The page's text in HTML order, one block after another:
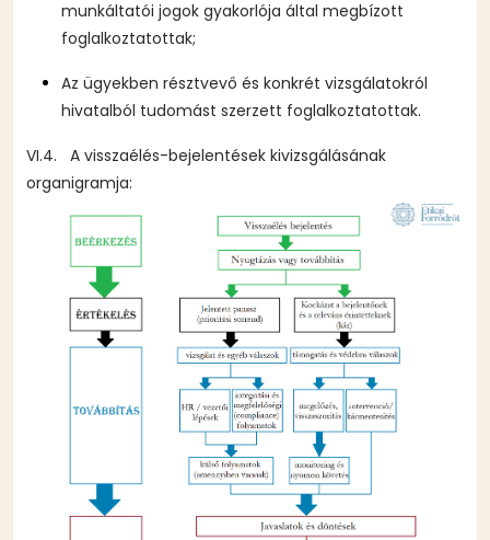
munkáltatói jogok gyakorlója által megbízott
foglalkoztatottak;
Az ügyekben résztvevő és konkrét vizsgálatokról
hivatalból tudomást szerzett foglalkoztatottak.
VI.4. A visszaélés-bejelentések kivizsgálásának
organigramja: